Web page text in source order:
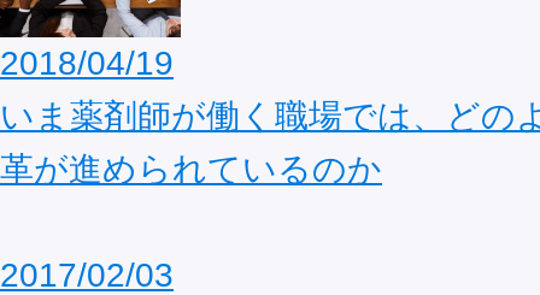
2018/04/19
いま薬剤師が働く職場では、どの
革が進められているのか
2017/02/03